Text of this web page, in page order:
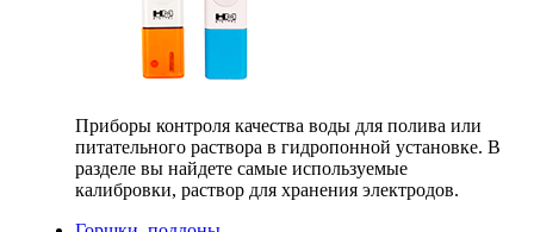
Приборы контроля качества воды для полива или
питательного раствора в гидропонной установке. В
разделе вы найдете самые используемые
калибровки, раствор для хранения электродов.